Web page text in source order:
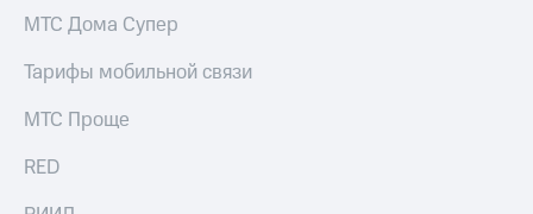
и
Рынок
МТС Дома Супер
Тарифы мобильной связи
МТС Проще
RED